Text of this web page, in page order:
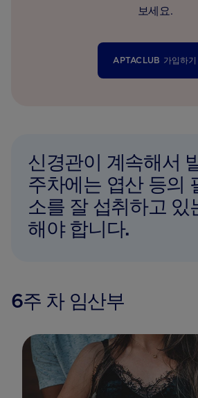
보세요.
APTACLUB 가입하기
신경관이 계속해서
주차에는 엽산 등의
소를 잘 섭취하고 있
해야 합니다.
6주 차 임산부